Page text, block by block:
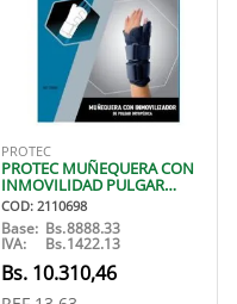
PROTEC
PROTEC MUÑEQUERA CON
INMOVILIDAD PULGAR
IZQUIERDA S
COD: 2110698
Base: Bs.8888.33
IVA: Bs.1422.13
10.310,46